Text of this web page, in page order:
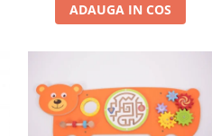
ADAUGA IN COS